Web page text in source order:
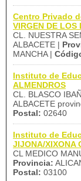
Centro Privado
VIRGEN DE LOS
CL. NUESTRA
ALBACETE |
MANCHA |
Instituto de
ALMENDROS
CL. BLASCO
ALBACETE
Postal: 02640
Instituto de
JIJONA/XIXONA
CL MEDICO
Provincia:
Postal: 03100